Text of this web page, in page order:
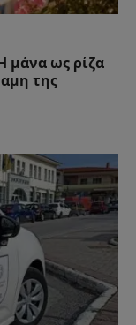
μάνα ως ρίζα
της